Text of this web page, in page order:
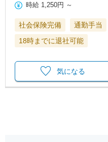
時給 1,250円 ～
社会保険完備 通勤手当
18時までに退社可能
気になる